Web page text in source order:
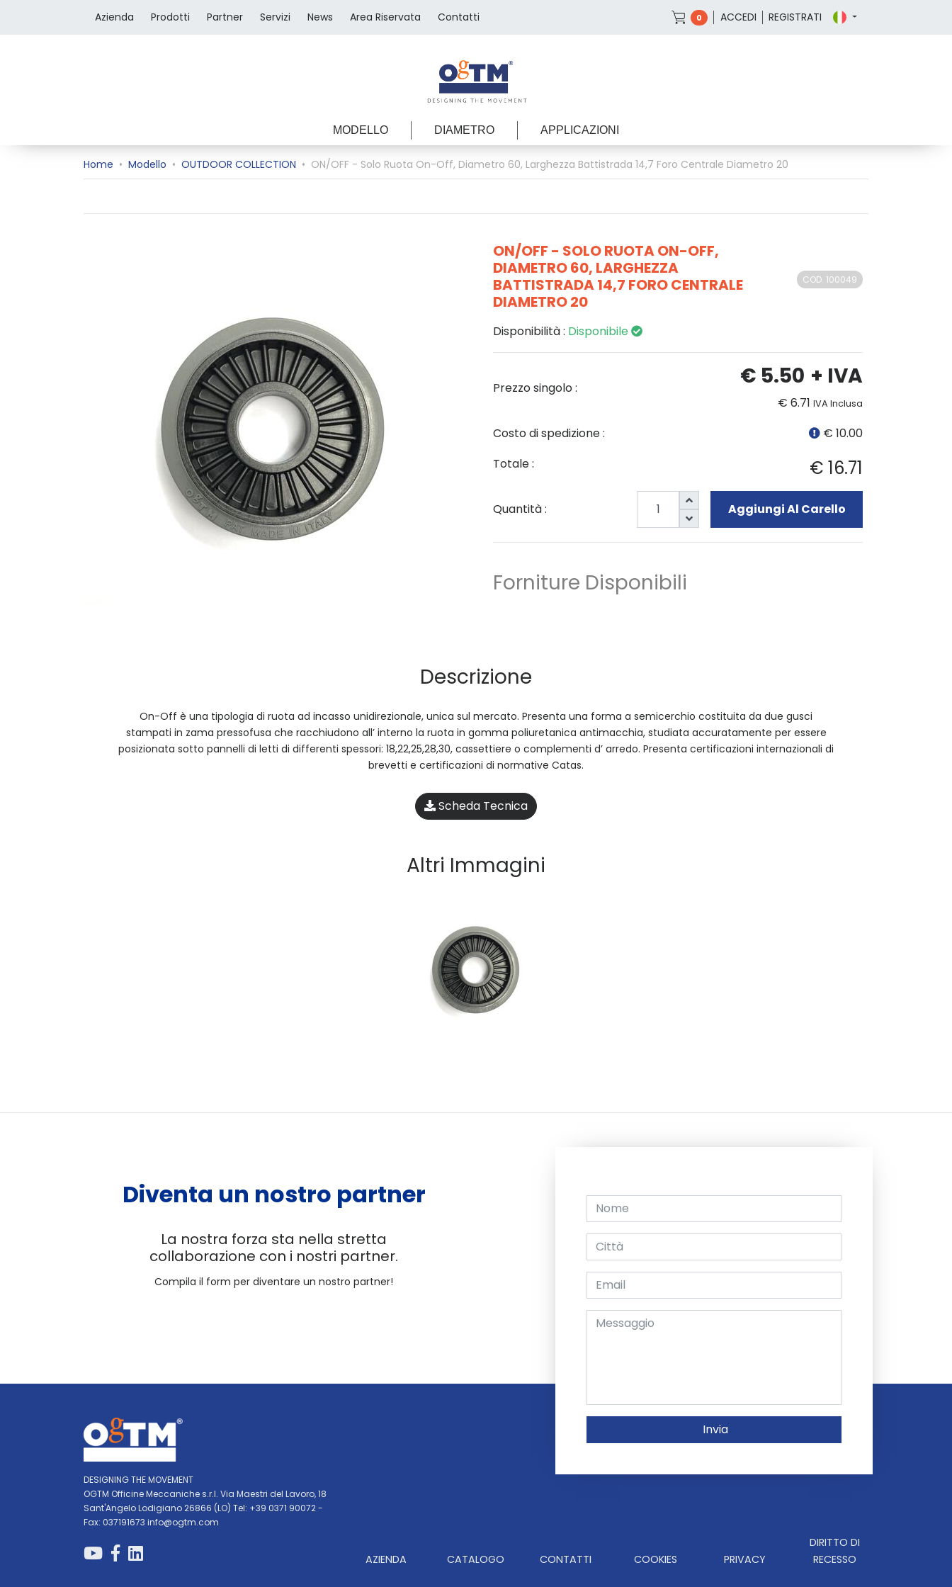
0 ACCEDI REGISTRATI
Azienda Prodotti Partner Servizi News Area Riservata Contatti
MODELLO DIAMETRO APPLICAZIONI
Home • Modello • OUTDOOR COLLECTION • ON/OFF - Solo Ruota On-Off, Diametro 60, Larghezza Battistrada 14,7 Foro Centrale Diametro 20
ON/OFF - SOLO RUOTA ON-OFF,
DIAMETRO 60, LARGHEZZA
BATTISTRADA 14,7 FORO CENTRALE
DIAMETRO 20
COD. 100049
Disponibilità : Disponibile
Prezzo singolo : € 5.50 + IVA
€ 6.71 IVA Inclusa
Costo di spedizione :
€ 10.00
Totale :
€ 16.71
Quantità : Aggiungi Al Carello
Forniture Disponibili
Descrizione
On-Off è una tipologia di ruota ad incasso unidirezionale, unica sul mercato. Presenta una forma a semicerchio costituita da due gusci
stampati in zama pressofusa che racchiudono all’ interno la ruota in gomma poliuretanica antimacchia, studiata accuratamente per essere
posizionata sotto pannelli di letti di differenti spessori: 18,22,25,28,30, cassettiere o complementi d’ arredo. Presenta certificazioni internazionali di
brevetti e certificazioni di normative Catas.
Scheda Tecnica
Altri Immagini
Diventa un nostro partner
La nostra forza sta nella stretta
collaborazione con i nostri partner.
Compila il form per diventare un nostro partner!
Invia
DESIGNING THE MOVEMENT
OGTM Officine Meccaniche s.r.l. Via Maestri del Lavoro, 18
Sant'Angelo Lodigiano 26866 (LO) Tel: +39 0371 90072 -
Fax: 037191673 info@ogtm.com
AZIENDA CATALOGO CONTATTI COOKIES PRIVACY
DIRITTO DI
RECESSO